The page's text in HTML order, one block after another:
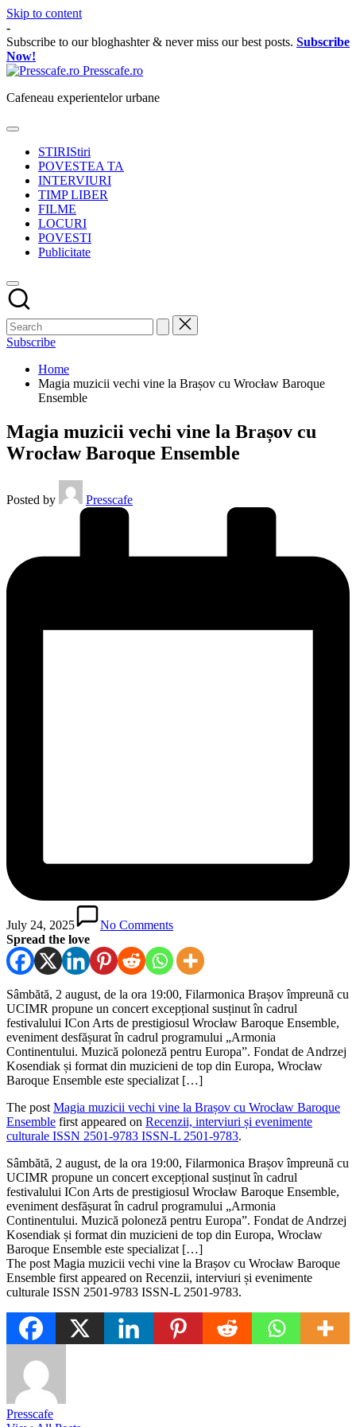
Skip to content
-
Subscribe to our bloghashter & never miss our best posts. Subscribe
Now!
Presscafe.ro
Cafeneau experientelor urbane
STIRIStiri
POVESTEA TA
INTERVIURI
TIMP LIBER
FILME
LOCURI
POVESTI
Publicitate
Subscribe
Home
Magia muzicii vechi vine la Brașov cu Wrocław Baroque
Ensemble
Magia muzicii vechi vine la Brașov cu
Wrocław Baroque Ensemble
Posted by Presscafe
July 24, 2025
No Comments
Spread the love
Sâmbătă, 2 august, de la ora 19:00, Filarmonica Brașov împreună cu
UCIMR propune un concert excepțional susținut în cadrul
festivalului ICon Arts de prestigiosul Wrocław Baroque Ensemble,
eveniment desfășurat în cadrul programului „Armonia
Continentului. Muzică poloneză pentru Europa”. Fondat de Andrzej
Kosendiak și format din muzicieni de top din Europa, Wrocław
Baroque Ensemble este specializat […]
The post Magia muzicii vechi vine la Brașov cu Wrocław Baroque
Ensemble first appeared on Recenzii, interviuri și evenimente
culturale ISSN 2501-9783 ISSN-L 2501-9783.
​Sâmbătă, 2 august, de la ora 19:00, Filarmonica Brașov împreună cu
UCIMR propune un concert excepțional susținut în cadrul
festivalului ICon Arts de prestigiosul Wrocław Baroque Ensemble,
eveniment desfășurat în cadrul programului „Armonia
Continentului. Muzică poloneză pentru Europa”. Fondat de Andrzej
Kosendiak și format din muzicieni de top din Europa, Wrocław
Baroque Ensemble este specializat […]
The post Magia muzicii vechi vine la Brașov cu Wrocław Baroque
Ensemble first appeared on Recenzii, interviuri și evenimente
culturale ISSN 2501-9783 ISSN-L 2501-9783.
Presscafe